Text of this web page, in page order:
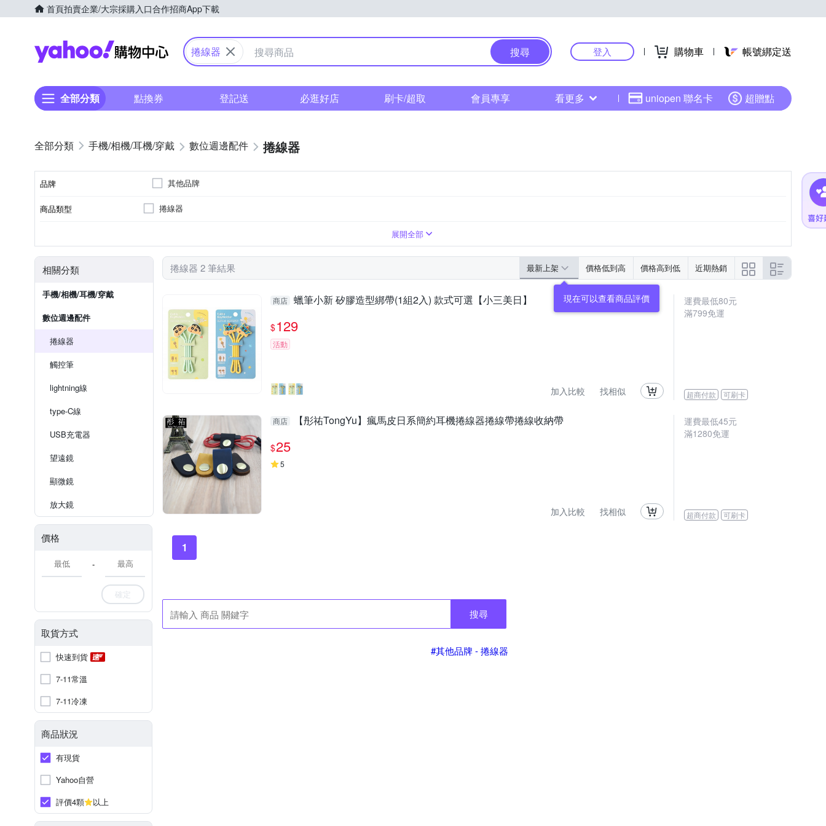
首頁拍賣企業/大宗採購入口合作招商App下載
Yahoo購物中心
捲線器 搜尋 登入 購物車 帳號綁定送
全部分類 點換券 登記送 必逛好店 刷卡/超取 會員專享 看更多 uniopen 聯名卡 超贈點
手機/相機/耳機/穿戴 數位週邊配件 捲線器
品牌 其他品牌
商品類型 捲線器
展開全部
相關分類
手機/相機/耳機/穿戴
數位週邊配件
捲線器
觸控筆
lightning線
type-C線
USB充電器
望遠鏡
顯微鏡
放大鏡
價格
-
確定
取貨方式
快速到貨
7-11常溫
7-11冷凍
商品狀況
有現貨
Yahoo自營
評價4顆
以上
捲線器 2 筆結果 最新上架 價格低到高 價格高到低 近期熱銷
現在可以查看商品評價
商店 蠟筆小新 矽膠造型綁帶(1組2入) 款式可選【小三美日】
$129
活動
加入比較 找相似
運費最低80元
滿799免運
超商付款 可刷卡
商店 【彤祐TongYu】瘋馬皮日系簡約耳機捲線器捲線帶捲線收納帶
$25
5
加入比較 找相似
運費最低45元
滿1280免運
超商付款 可刷卡
1
搜尋
#其他品牌 - 捲線器